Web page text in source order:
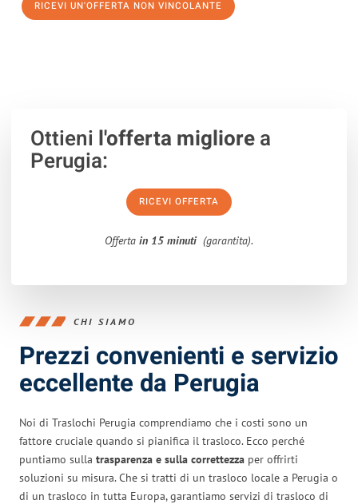
RICEVI UN'OFFERTA NON VINCOLANTE
Ottieni l'offerta migliorea
Perugia:
RICEVI OFFERTA
Offerta in 15 minuti (garantita).
CHI SIAMO
Prezzi convenienti e servizio
eccellente da Perugia
Noi di Traslochi Perugia comprendiamo che i costi sono un
fattore cruciale quando si pianifica il trasloco. Ecco perché
puntiamo sulla trasparenza e sulla correttezza per offrirti
soluzioni su misura. Che si tratti di un trasloco locale a Perugia o
di un trasloco in tutta Europa, garantiamo servizi di trasloco di